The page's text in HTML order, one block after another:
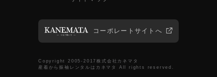
コーポレートサイトへ
Copyright 2005-2017株式会社カネマタ
産着から振袖レンタルはカネマタ All rights reserved.